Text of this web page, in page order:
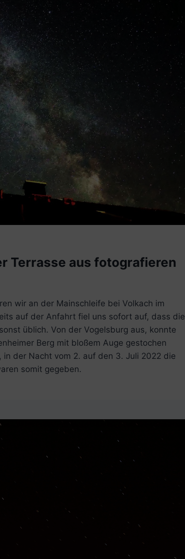
Terrasse aus fotografieren
wir an der Mainschleife bei Volkach im
auf der Anfahrt fiel uns sofort auf, dass die
üblich. Von der Vogelsburg aus, konnte
Berg mit bloßem Auge gestochen
in der Nacht vom 2. auf den 3. Juli 2022 die
somit gegeben.